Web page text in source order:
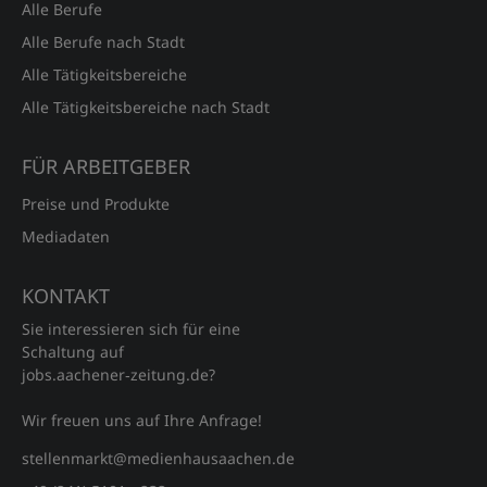
Alle Berufe
Alle Berufe nach Stadt
Alle Tätigkeitsbereiche
Alle Tätigkeitsbereiche nach Stadt
FÜR ARBEITGEBER
Preise und Produkte
Mediadaten
KONTAKT
Sie interessieren sich für eine
Schaltung auf
jobs.aachener‑zeitung.de?
Wir freuen uns auf Ihre Anfrage!
stellenmarkt@medienhausaachen.de